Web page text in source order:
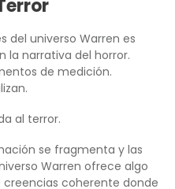
del universo Warren es
la narrativa del horror.
de medición.
al terror.
se fragmenta y las
Warren ofrece algo
coherente donde